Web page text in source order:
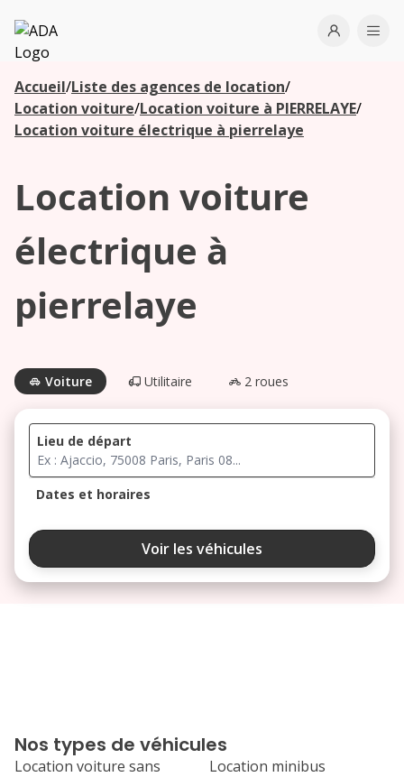
ADA
Open
Accueil/Liste des agences de location/
Location voiture/Location voiture à PIERRELAYE/
Location voiture électrique à pierrelaye
Location voiture
électrique à
pierrelaye
Voiture Utilitaire 2 roues
Lieu de départ
Dates et horaires
août 2026
ma me
24 25 26
Voir les véhicules
Nos types de véhicules
Location voiture sans
Location minibus
Les
agences à
proximité
Commencez
votre
recherche
agences à
proximité